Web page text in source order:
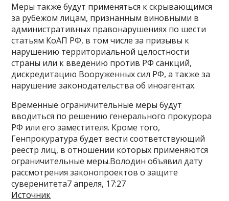
Меры также будут применяться к скрывающимся
за рубежом лицам, признанным виновными в
административных правонарушениях по шести
статьям КоАП РФ, в том числе за призывы к
нарушению территориальной целостности
страны или к введению против РФ санкций,
дискредитацию Вооруженных сил РФ, а также за
нарушение законодательства об иноагентах.
Временные ограничительные меры будут
вводиться по решению генерального прокурора
РФ или его заместителя. Кроме того,
Генпрокуратура будет вести соответствующий
реестр лиц, в отношении которых применяются
ограничительные меры.Володин объявил дату
рассмотрения законопроектов о защите
суверенитета7 апреля, 17:27
Источник